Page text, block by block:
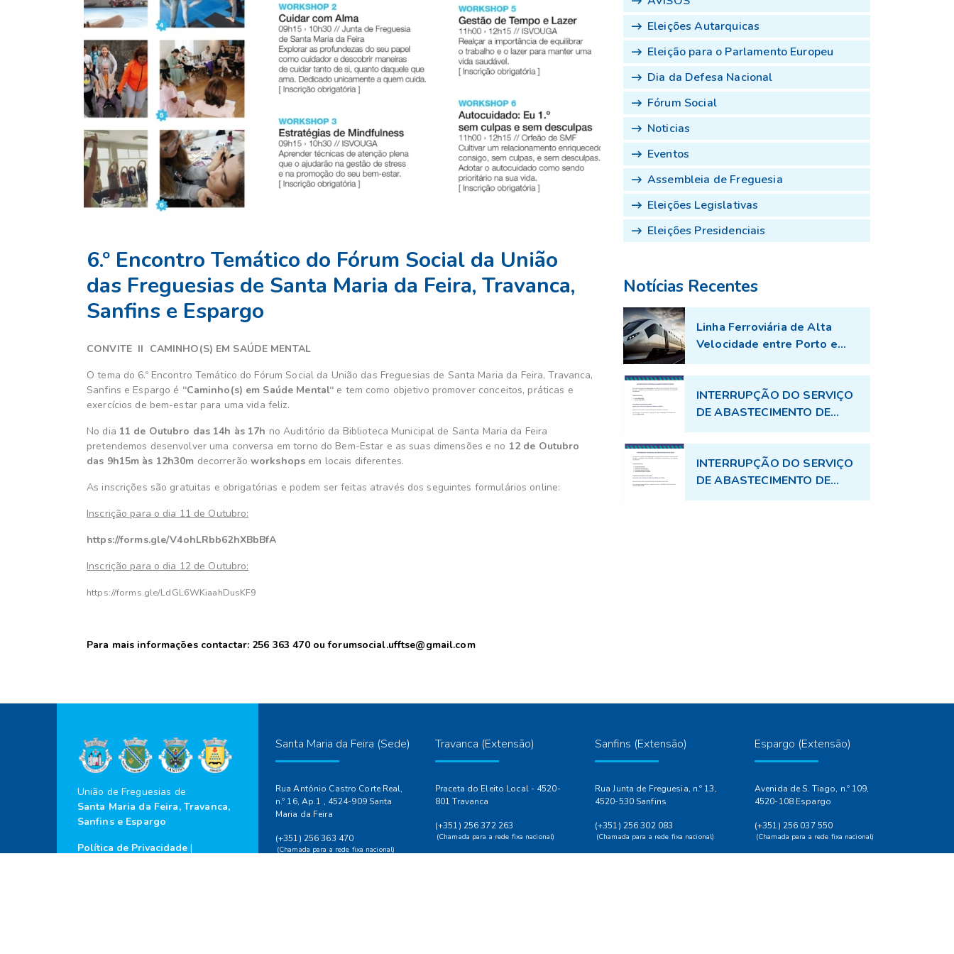
6.º Encontro Temático do Fórum Social da União
das Freguesias de Santa Maria da Feira, Travanca,
Sanfins e Espargo
CONVITE II CAMINHO(S) EM SAÚDE MENTAL
O tema do 6.º Encontro Temático do Fórum Social da União das Freguesias de Santa Maria da Feira, Travanca,
Sanfins e Espargo é “Caminho(s) em Saúde Mental“ e tem como objetivo promover conceitos, práticas e
exercícios de bem-estar para uma vida feliz.
No dia 11 de Outubro das 14h às 17h no Auditório da Biblioteca Municipal de Santa Maria da Feira
pretendemos desenvolver uma conversa em torno do Bem-Estar e as suas dimensões e no 12 de Outubro
das 9h15m às 12h30m decorrerão workshops em locais diferentes.
As inscrições são gratuitas e obrigatórias e podem ser feitas através dos seguintes formulários online:
Inscrição para o dia 11 de Outubro:
https://forms.gle/V4ohLRbb62hXBbBfA
Inscrição para o dia 12 de Outubro:
https://forms.gle/LdGL6WKiaahDusKF9
Para mais informações contactar: 256 363 470 ouforumsocial.ufftse@gmail.com
Eleições Autarquicas
Eleição para o Parlamento Europeu
Dia da Defesa Nacional
Fórum Social
Noticias
Eventos
Assembleia de Freguesia
Eleições Legislativas
Eleições Presidenciais
Notícias Recentes
Linha Ferroviária de Alta
Velocidade entre Porto e
Aveiro - Trabalhos de
topografia no âmbito do
projecto TGV
INTERRUPÇÃO DO SERVIÇO
DE ABASTECIMENTO DE
ÁGUA
INTERRUPÇÃO DO SERVIÇO
DE ABASTECIMENTO DE
ÁGUA - 17.07.2026
União de Freguesias de
Santa Maria da Feira, Travanca,
Sanfins e Espargo
Política de Privacidade |
Santa Maria da Feira (Sede)
Rua António Castro Corte Real,
n.º 16, Ap.1 , 4524-909 Santa
Maria da Feira
(+351) 256 363 470
(Chamada para a rede fixa nacional)
Travanca (Extensão)
Praceta do Eleito Local - 4520-
801 Travanca
(+351) 256 372 263
(Chamada para a rede fixa nacional)
Sanfins (Extensão)
Rua Junta de Freguesia, n.º 13,
4520-530 Sanfins
(+351) 256 302 083
(Chamada para a rede fixa nacional)
Espargo (Extensão)
Avenida de S. Tiago, n.º 109,
4520-108 Espargo
(+351) 256 037 550
(Chamada para a rede fixa nacional)